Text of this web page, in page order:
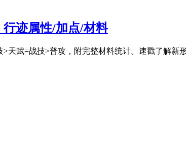
行迹属性/加点/材料
天赋=战技>普攻，附完整材料统计。速戳了解新